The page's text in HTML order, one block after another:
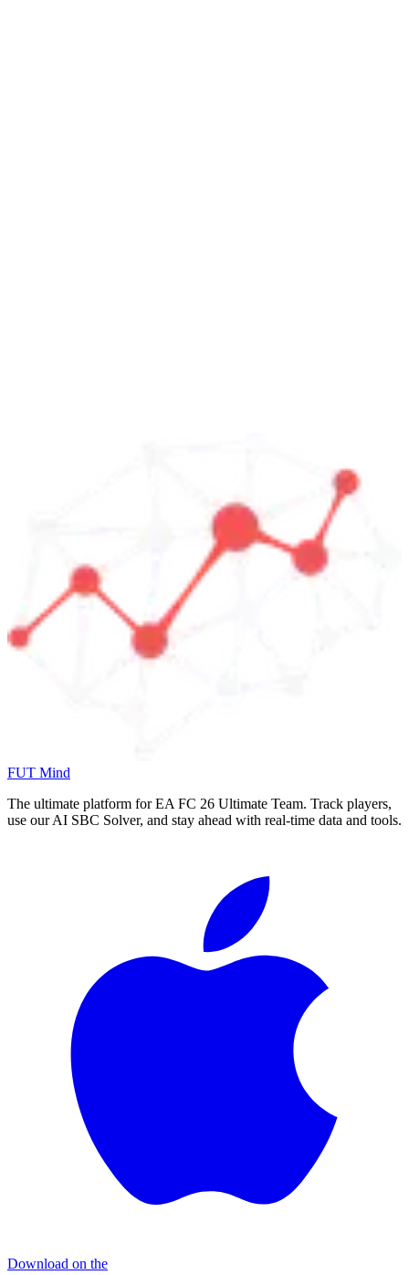
FUT Mind
The ultimate platform for EA FC 26 Ultimate Team. Track players,
use our AI SBC Solver, and stay ahead with real-time data and tools.
Download on the